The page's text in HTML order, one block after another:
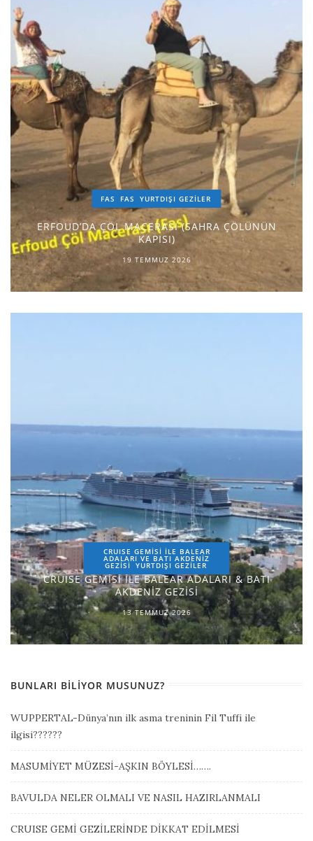
FAS FAS YURTDIŞI GEZILER
ERFOUD’DA ÇÖL MACERASI (SAHRA ÇÖLÜNÜN
KAPISI)
19 TEMMUZ 2026
CRUISE GEMİSİ İLE BALEAR
ADALARI VE BATI AKDENİZ
GEZİSİ YURTDIŞI GEZILER
CRUISE GEMİSİ İLE BALEAR ADALARI & BATI
AKDENİZ GEZİSİ
13 TEMMUZ 2026
BUNLARI BILIYOR MUSUNUZ?
WUPPERTAL-Dünya’nın ilk asma treninin Fil Tuffi ile
ilgisi??????
MASUMİYET MÜZESİ-AŞKIN BÖYLESİ…….
BAVULDA NELER OLMALI VE NASIL HAZIRLANMALI
CRUISE GEMİ GEZİLERİNDE DİKKAT EDİLMESİ